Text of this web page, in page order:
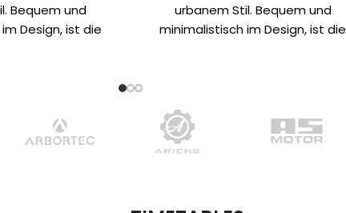
Bequem und
Design, ist die
urbanem Stil. Bequem und
minimalistisch im Design, ist die